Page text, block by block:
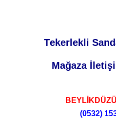
Tekerlekli
Mağaza
(0532)